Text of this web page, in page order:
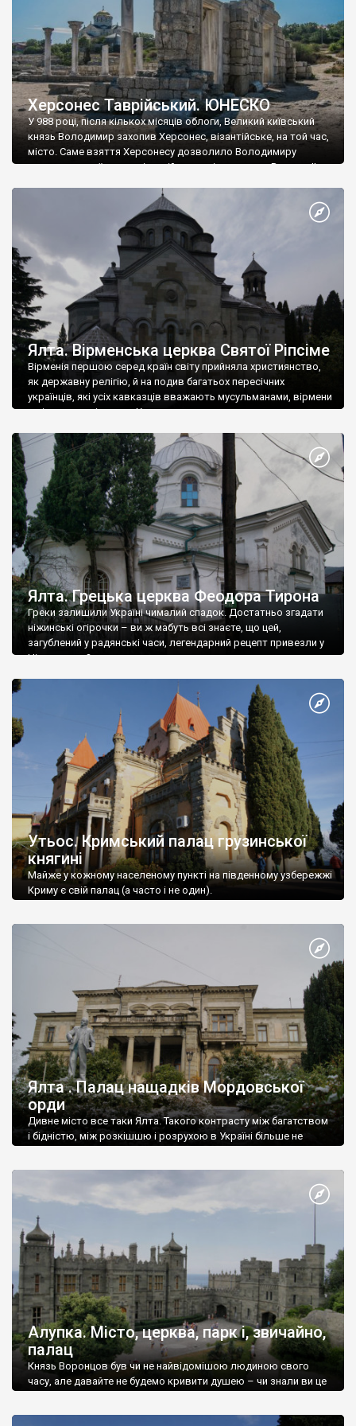
Херсонес Таврійський. ЮНЕСКО
У 988 році, після кількох місяців облоги, Великий київський
князь Володимир захопив Херсонес, візантійське, на той час,
місто. Саме взяття Херсонесу дозволило Володимиру
диктувати свої умови візантійському імператору Василю ІІ, та
Херсонесі Володимир-язичник, став Василем-християнином.
А потім було Хрещення Русі. На честь Херсонесу Таврійського
Ялта. Вірменська церква Святої Ріпсіме
Вірменія першою серед країн світу прийняла християнство,
як державну релігію, й на подив багатьох пересічних
українців, які усіх кавказців вважають мусульманами, вірмени
є відданими вірянами Христа
Ялта. Грецька церква Феодора Тирона
Греки залишили Україні чималий спадок. Достатньо згадати
ніжинські огірочки – ви ж мабуть всі знаєте, що цей,
загублений у радянські часи, легендарний рецепт привезли у
Ніжин греки?
Утьос. Кримський палац грузинської
княгині
Майже у кожному населеному пункті на південному узбережжі
Криму є свій палац (а часто і не один).
Ялта . Палац нащадків Мордовської
орди
Дивне місто все таки Ялта. Такого контрасту між багатством
і бідністю, між розкішшю і розрухою в Україні більше не
Алупка. Місто, церква, парк і, звичайно,
палац
Князь Воронцов був чи не найвідомішою людиною свого
часу, але давайте не будемо кривити душею – чи знали ви це